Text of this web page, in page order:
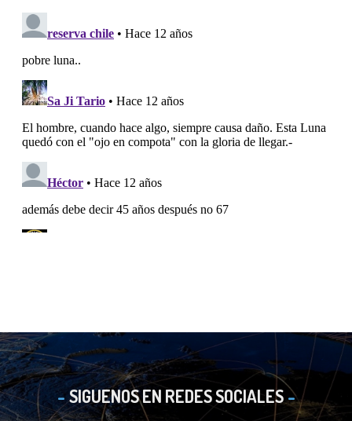
SIGUENOS EN REDES SOCIALES